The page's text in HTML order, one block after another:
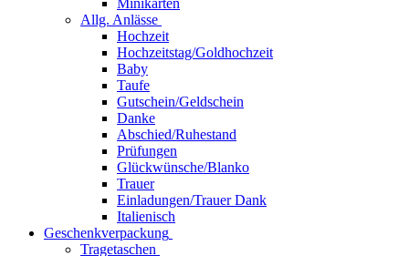
Minikarten
Allg. Anlässe
Hochzeit
Hochzeitstag/Goldhochzeit
Baby
Taufe
Gutschein/Geldschein
Danke
Abschied/Ruhestand
Prüfungen
Glückwünsche/Blanko
Trauer
Einladungen/Trauer Dank
Italienisch
Geschenkverpackung
Tragetaschen